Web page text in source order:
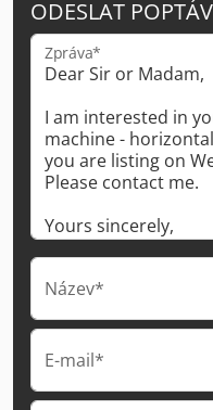
ODESLAT
Zpráva*
Název*
E-mail*